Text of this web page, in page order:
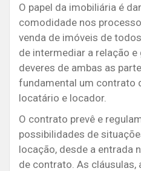
O papel da imobiliária é
comodidade nos
venda de imóveis de
de intermediar a relação
deveres de ambas as
fundamental um contrato
locatário e locador.
O contrato prevê e
possibilidades de
locação, desde a entrada
de contrato. As